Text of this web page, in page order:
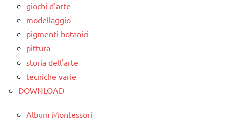
giochi d'arte
modellaggio
pigmenti botanici
pittura
storia dell'arte
tecniche varie
DOWNLOAD
Album Montessori